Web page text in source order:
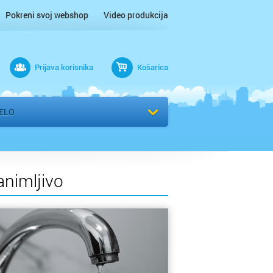
Pokreni svoj webshop Video produkcija
Prijava korisnika Košarica